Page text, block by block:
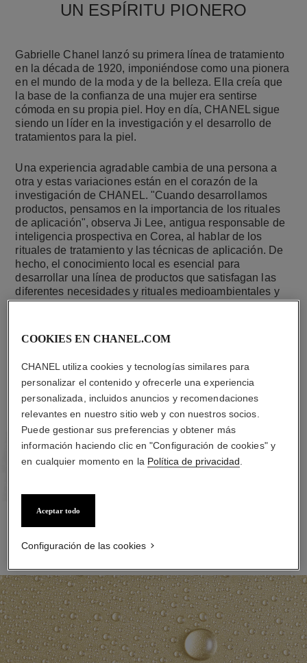
UN ESPÍRITU PIONERO
Gabrielle Chanel lanzó su primera línea de tratamiento
en la década de 1920, imponiéndose como una pionera
en el mundo de la moda y de la belleza. Ella creía que
la base de la confianza de una mujer era sentirse
cómoda en su propia piel. Hoy en día, CHANEL sigue
siendo un líder en la investigación y el desarrollo de
tratamientos para la piel.
Una experiencia agradable cambia de una persona a
otra y estas variaciones están en el corazón de la
investigación de CHANEL. "Cuando desarrollamos
productos, pensamos en la importancia de los rituales
de aplicación", observa Ji Lee, antigua responsable de
inteligencia prospectiva en Corea, al hablar de los
rituales de tratamiento y las técnicas de aplicación. De
hecho, el conocimiento local es esencial para
desarrollar una línea de productos que satisfagan las
diferentes necesidades y rituales medioambientales y
sociales. "Por ejemplo, una mujer estadounidense
indica, mientras que en Asia, es probable que las
mujeres lo apliquen en siete capas sucesivas".
COOKIES EN CHANEL.COM
CHANEL utiliza cookies y tecnologías similares para
personalizar el contenido y ofrecerle una experiencia
personalizada, incluidos anuncios y recomendaciones
relevantes en nuestro sitio web y con nuestros socios.
Puede gestionar sus preferencias y obtener más
información haciendo clic en "Configuración de cookies" y
en cualquier momento en la Política de privacidad
Aceptar todo
Configuración de las cookies